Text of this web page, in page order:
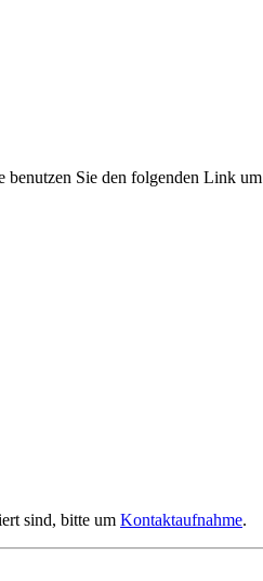
Sie den folgenden Link
sind, bitte um Kontaktaufnahme.